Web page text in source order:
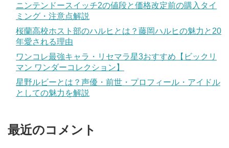
ニンテンドースイッチ2の値段と価格改定前の購入タイ
ミング・注意点解説
桜蘭高校ホスト部のハルヒとは？藤岡ハルヒの魅力と20
年愛される理由
ワンコレ最強キャラ・リセマラ星3おすすめ【ビックリ
マン ワンダーコレクション】
星野ルビーとは？声優・前世・プロフィール・アイドル
としての魅力を解説
最近のコメント